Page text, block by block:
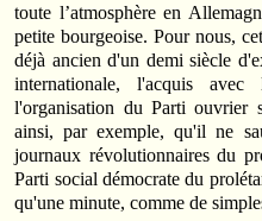
toute l’atmosphère en
petite bourgeoise. Pour nous,
déjà ancien d'un demi siècle
internationale, l'acquis
l'organisation du Parti ouvrier
ainsi, par exemple, qu'il ne
journaux révolutionnaires du
Parti social démocrate du
qu'une minute, comme de